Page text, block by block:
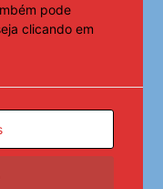
para monitorar
nas eleições
Rede oficializa apoio
Lula à reeleição
pode
clicando em